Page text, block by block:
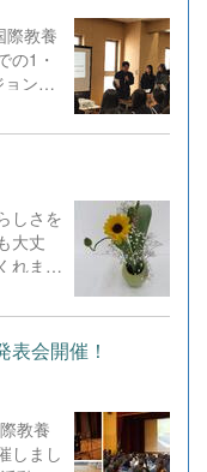
、こ
してい
私た
てくだ
際教養
の1・
ンア
は、3
生の
語の
語力
を視野
刻みま
「国
との
サマ
力を
んど
しさを
大丈
れま
☆主
学校
大会１
ーネ
月の
す。４
表会開催！
教養
しまし